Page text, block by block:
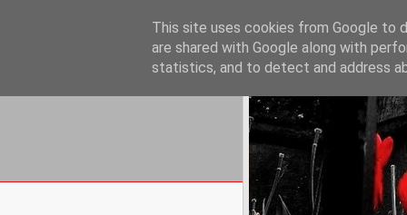
REFLECŢII
blog de reflecţii, informaţii şi
This site uses cookies from Google to
are shared with Google along with
statistics, and to detect and address